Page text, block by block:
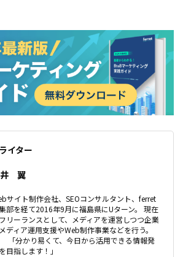
イター
井 翼
サイト制作会社、SEOコンサルタント、ferret
部を経て2016年9月に福島県にUターン。 現在
リーランスとして、メディアを運営しつつ企業
ディア運用支援やWeb制作事業などを行う。
分かり易くて、今日から活用できる情報発
目指します！」